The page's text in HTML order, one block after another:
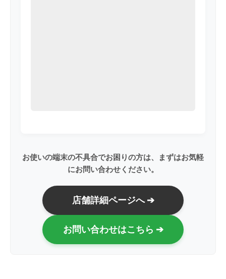
お使いの端末の不具合でお困りの方は、まずはお気軽
にお問い合わせください。
店舗詳細ページへ ➔
お問い合わせはこちら ➔